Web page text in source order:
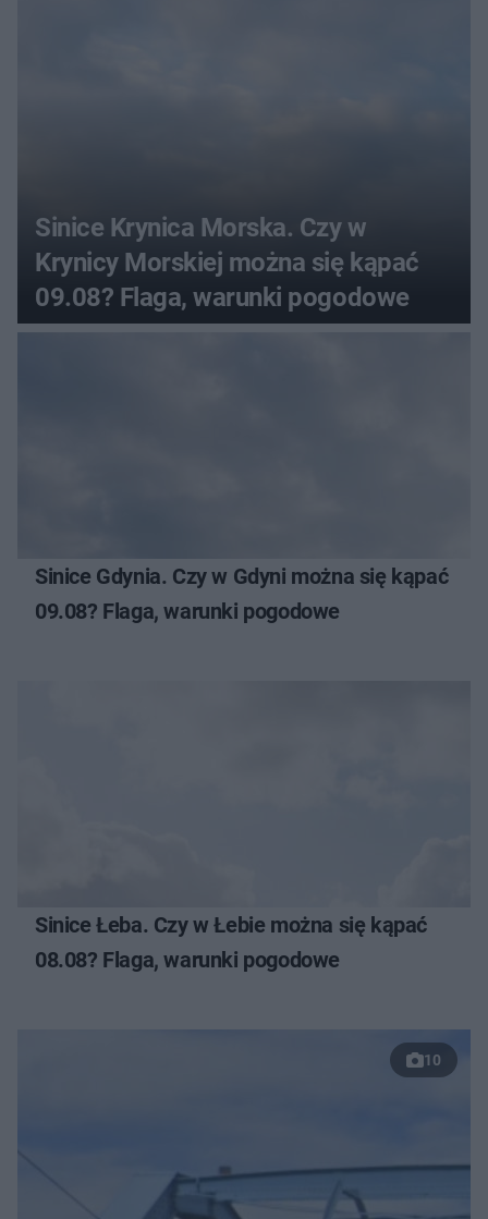
Sinice Krynica Morska. Czy w
Krynicy Morskiej można się kąpać
09.08? Flaga, warunki pogodowe
Sinice Gdynia. Czy w Gdyni można się kąpać
09.08? Flaga, warunki pogodowe
Sinice Łeba. Czy w Łebie można się kąpać
08.08? Flaga, warunki pogodowe
10